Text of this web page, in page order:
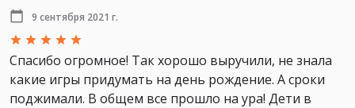
9 сентября 2021 г.
Спасибо огромное! Так хорошо выручили, не знала
какие игры придумать на день рождение. А сроки
поджимали. В общем все прошло на ура! Дети в